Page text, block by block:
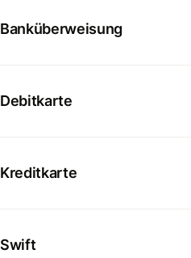
Banküberweisung
Debitkarte
Kreditkarte
Swift